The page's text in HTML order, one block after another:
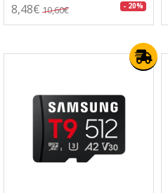
8,48€ 10,60€ - 20%